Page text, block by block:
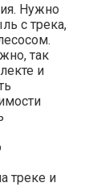
Нужно
с трека,
так
и
треке и